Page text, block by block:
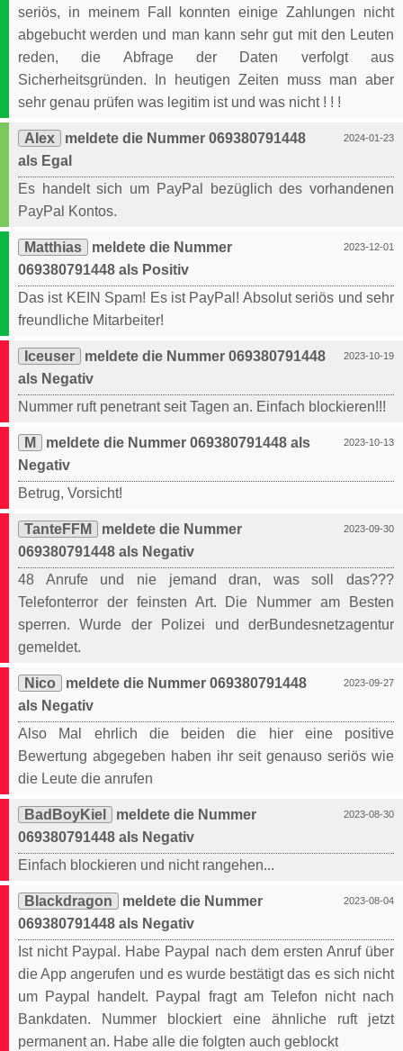
seriös, in meinem Fall konnten einige Zahlungen nicht
abgebucht werden und man kann sehr gut mit den Leuten
reden, die Abfrage der Daten verfolgt aus
Sicherheitsgründen. In heutigen Zeiten muss man aber
sehr genau prüfen was legitim ist und was nicht ! ! !
2024-01-23
Alex
meldete die Nummer 069380791448
als Egal
Es handelt sich um PayPal bezüglich des vorhandenen
PayPal Kontos.
2023-12-01
Matthias
meldete die Nummer
069380791448 als Positiv
Das ist KEIN Spam! Es ist PayPal! Absolut seriös und sehr
freundliche Mitarbeiter!
2023-10-19
Iceuser
meldete die Nummer 069380791448
als Negativ
Nummer ruft penetrant seit Tagen an. Einfach blockieren!!!
2023-10-13
M
meldete die Nummer 069380791448 als
Negativ
Betrug, Vorsicht!
2023-09-30
TanteFFM
meldete die Nummer
069380791448 als Negativ
48 Anrufe und nie jemand dran, was soll das???
Telefonterror der feinsten Art. Die Nummer am Besten
sperren. Wurde der Polizei und derBundesnetzagentur
gemeldet.
2023-09-27
Nico
meldete die Nummer 069380791448
als Negativ
Also Mal ehrlich die beiden die hier eine positive
Bewertung abgegeben haben ihr seit genauso seriös wie
die Leute die anrufen
2023-08-30
BadBoyKiel
meldete die Nummer
069380791448 als Negativ
Einfach blockieren und nicht rangehen...
2023-08-04
Blackdragon
meldete die Nummer
069380791448 als Negativ
Ist nicht Paypal. Habe Paypal nach dem ersten Anruf über
die App angerufen und es wurde bestätigt das es sich nicht
um Paypal handelt. Paypal fragt am Telefon nicht nach
Bankdaten. Nummer blockiert eine ähnliche ruft jetzt
permanent an. Habe alle die folgten auch geblockt